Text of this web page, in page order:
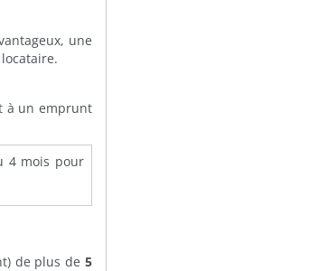
une
à un emprunt
4 mois pour
de plus de 5